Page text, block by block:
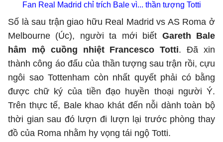
Fan Real Madrid chỉ trích Bale vì... thần tượng Totti
Số là sau trận giao hữu Real Madrid vs AS Roma ở
Melbourne (Úc), người ta mới biết Gareth Bale
hâm mộ cuồng nhiệt Francesco Totti. Đã xin
thành công áo đấu của thần tượng sau trận rồi, cựu
ngôi sao Tottenham còn nhất quyết phải có bằng
được chữ ký của tiền đạo huyền thoại người Ý.
Trên thực tế, Bale khao khát đến nỗi dành toàn bộ
thời gian sau đó lượn đi lượn lại trước phòng thay
đồ của Roma nhằm hy vọng tái ngộ Totti.